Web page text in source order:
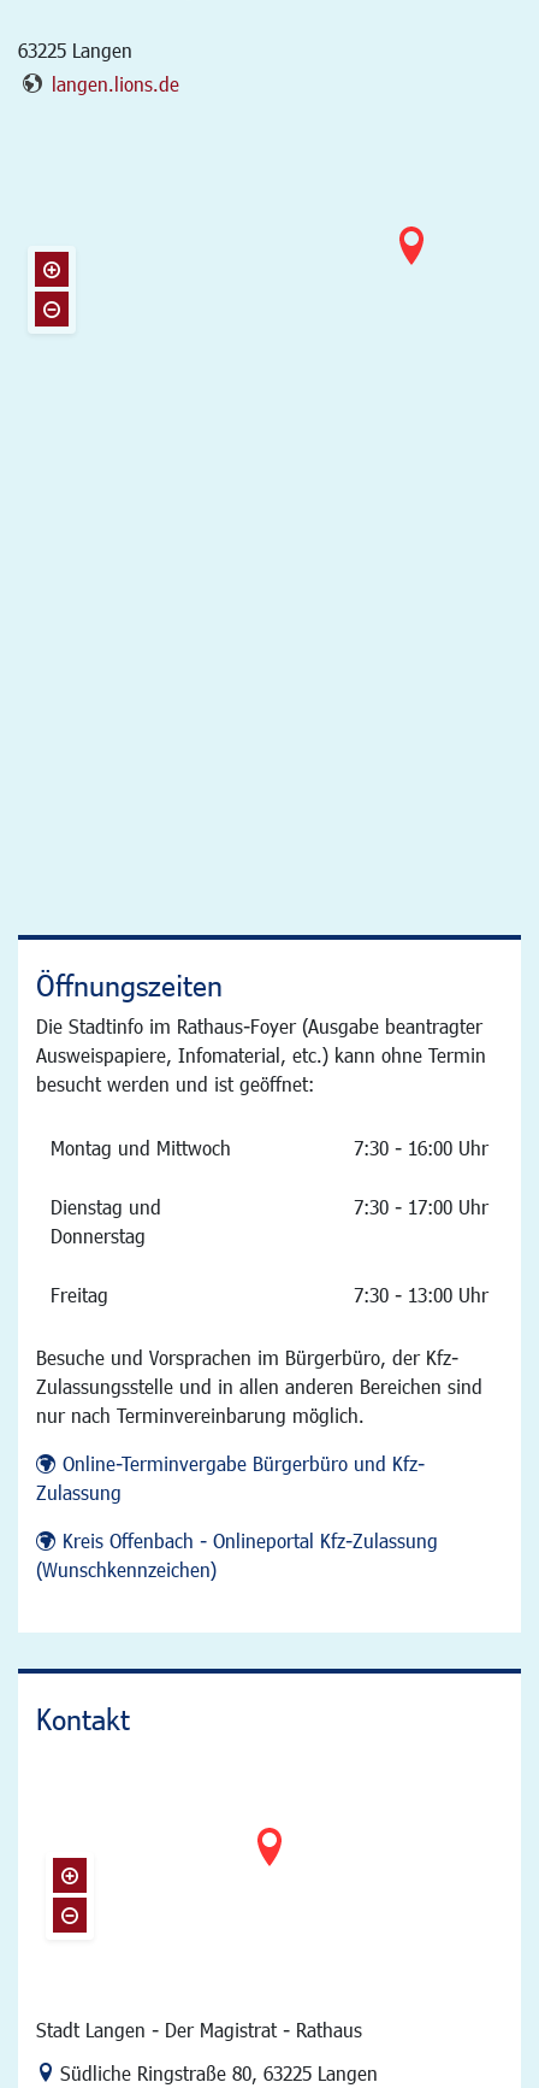
63225 Langen
langen.lions.de
Öffnungszeiten
Die Stadtinfo im Rathaus-Foyer (Ausgabe beantragter
Ausweispapiere, Infomaterial, etc.) kann ohne Termin
besucht werden und ist geöffnet:
Montag und Mittwoch 7:30 - 16:00 Uhr
Dienstag und
Donnerstag
7:30 - 17:00 Uhr
Freitag 7:30 - 13:00 Uhr
Besuche und Vorsprachen im Bürgerbüro, der Kfz-
Zulassungsstelle und in allen anderen Bereichen sind
nur nach Terminvereinbarung möglich.
Online-Terminvergabe Bürgerbüro und Kfz-
Zulassung
Kreis Offenbach - Onlineportal Kfz-Zulassung
(Wunschkennzeichen)
Kontakt
Stadt Langen - Der Magistrat - Rathaus
Link zur Google-Maps Navigation
Südliche Ringstraße 80, 63225 Langen